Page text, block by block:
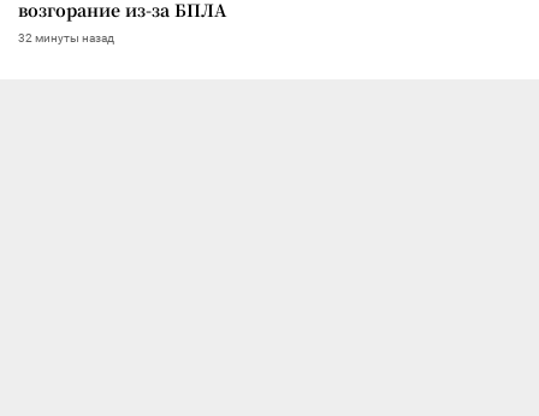
возгорание из-за БПЛА
32 минуты назад